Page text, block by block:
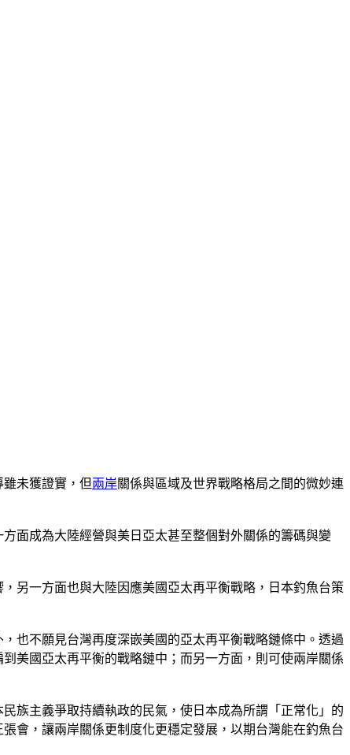
未獲證實，但兩岸關係與區域及世界戰略格局之間的微妙連
面成為大陸經營與美日亞太甚至整個對外關係的籌碼與變
另一方面也與大陸因應美國亞太再平衡戰略，日本釣魚台策
也不願見台灣再度深嵌美國的亞太再平衡戰略鏈條中。透過
美國亞太再平衡的戰略鏈中；而另一方面，則可使兩岸關係
族主義爭取持續執政的民氣，使日本成為所謂「正常化」的
會，讓兩岸關係更制度化更穩定發展，以期台灣能在釣魚台